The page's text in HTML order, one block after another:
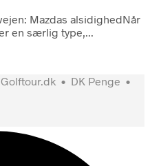
Mazdas alsidighedNår
en særlig type,...
Golftour.dk • DK Penge •